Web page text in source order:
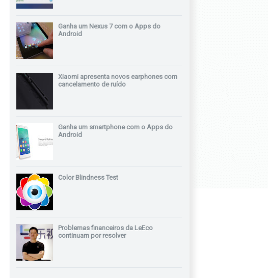
Ganha um Nexus 7 com o Apps do
Android
Xiaomi apresenta novos earphones com
cancelamento de ruído
Ganha um smartphone com o Apps do
Android
Color Blindness Test
Problemas financeiros da LeEco
continuam por resolver